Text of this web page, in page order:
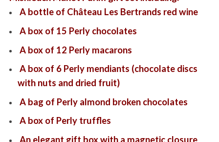
A bottle of Château Les Bertrands red wine
A box of 15 Perly chocolates
A box of 12 Perly macarons
A box of 6 Perly mendiants (chocolate discs
with nuts and dried fruit)
A bag of Perly almond broken chocolates
A box of Perly truffles
An elegant gift box with a magnetic closure